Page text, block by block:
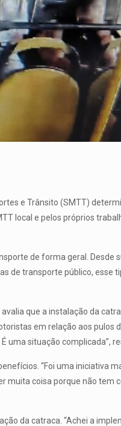
e Trânsito (SMTT)
local e pelos próprios
de forma geral. Desde
de transporte público, esse
que a instalação da
em relação aos pulos
uma situação complicada”,
“Foi uma iniciativa
muita coisa porque não tem
da catraca. “Achei a